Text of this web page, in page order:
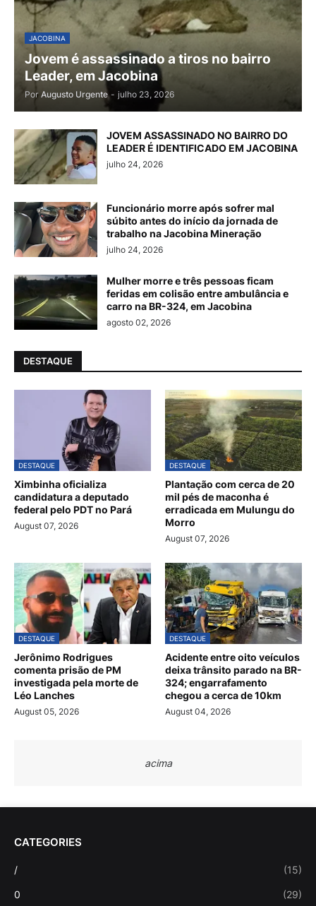
JACOBINA
Jovem é assassinado a tiros no bairro
Leader, em Jacobina
Por Augusto Urgente - julho 23, 2026
JOVEM ASSASSINADO NO BAIRRO DO
LEADER É IDENTIFICADO EM JACOBINA
julho 24, 2026
Funcionário morre após sofrer mal
súbito antes do início da jornada de
trabalho na Jacobina Mineração
julho 24, 2026
Mulher morre e três pessoas ficam
feridas em colisão entre ambulância e
carro na BR-324, em Jacobina
agosto 02, 2026
DESTAQUE
DESTAQUE
Ximbinha oficializa
candidatura a deputado
federal pelo PDT no Pará
August 07, 2026
DESTAQUE
Plantação com cerca de 20
mil pés de maconha é
erradicada em Mulungu do
Morro
August 07, 2026
DESTAQUE
Jerônimo Rodrigues
comenta prisão de PM
investigada pela morte de
Léo Lanches
August 05, 2026
DESTAQUE
Acidente entre oito veículos
deixa trânsito parado na BR-
324; engarrafamento
chegou a cerca de 10km
August 04, 2026
acima
CATEGORIES
/ (15)
0 (29)